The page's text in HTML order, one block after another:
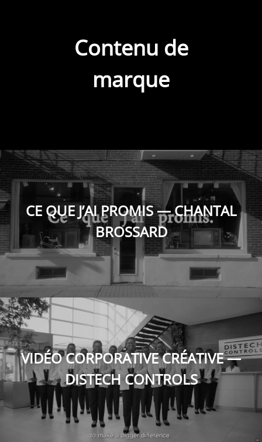
Contenu de
marque
CE QUE J’AI PROMIS — CHANTAL
BROSSARD
VIDÉO CORPORATIVE CRÉATIVE —
DISTECH CONTROLS